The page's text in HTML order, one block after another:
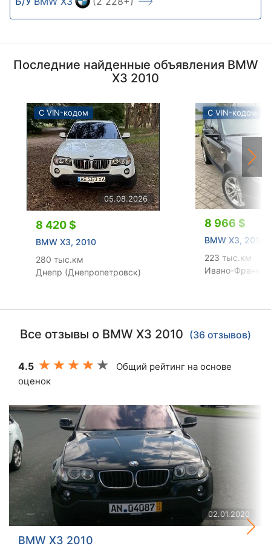
Последние найденные объявления BMW
X3 2010
С VIN-кодом
05.08.2026
8 420 $
BMW X3, 2010
280 тыс.км
Днепр (Днепропетровск)
С VIN-кодом
8 966 $
BMW X3, 2010
223 тыс.км
Ивано-
Все отзывы о BMW X3 2010 (36 отзывов)
4.5
Общий рейтинг на основе
оценок
02.01.2020
BMW X3 2010